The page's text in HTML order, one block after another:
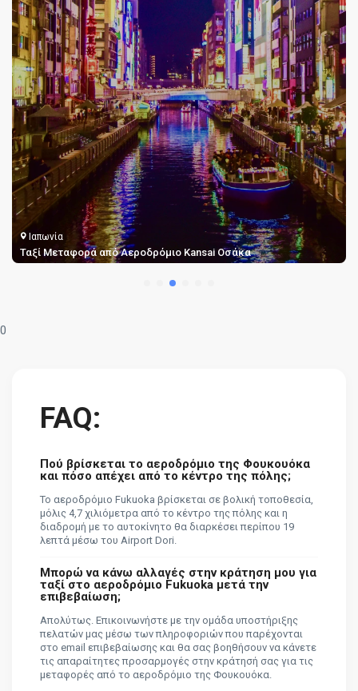
Ιαπωνία
Ταξί Μεταφορά από Αεροδρόμιο Kansai Οσάκα
0
FAQ:
Πού βρίσκεται το αεροδρόμιο της Φουκουόκα
και πόσο απέχει από το κέντρο της πόλης;
Το αεροδρόμιο Fukuoka βρίσκεται σε βολική τοποθεσία,
μόλις 4,7 χιλιόμετρα από το κέντρο της πόλης και η
διαδρομή με το αυτοκίνητο θα διαρκέσει περίπου 19
λεπτά μέσω του Airport Dori.
Μπορώ να κάνω αλλαγές στην κράτηση μου για
ταξί στο αεροδρόμιο Fukuoka μετά την
επιβεβαίωση;
Απολύτως. Επικοινωνήστε με την ομάδα υποστήριξης
πελατών μας μέσω των πληροφοριών που παρέχονται
στο email επιβεβαίωσης και θα σας βοηθήσουν να κάνετε
τις απαραίτητες προσαρμογές στην κράτησή σας για τις
μεταφορές από το αεροδρόμιο της Φουκουόκα.